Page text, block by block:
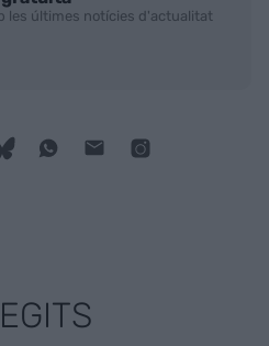
les últimes notícies d'actualitat